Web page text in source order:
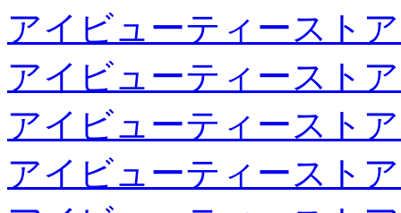
アイビューティースト
アイビューティースト
アイビューティースト
アイビューティースト